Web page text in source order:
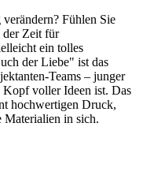
Fühlen Sie
der Zeit für
ein tolles
der Liebe" ist das
Teams – junger
voller Ideen ist. Das
hochwertigen Druck,
Materialien in sich.